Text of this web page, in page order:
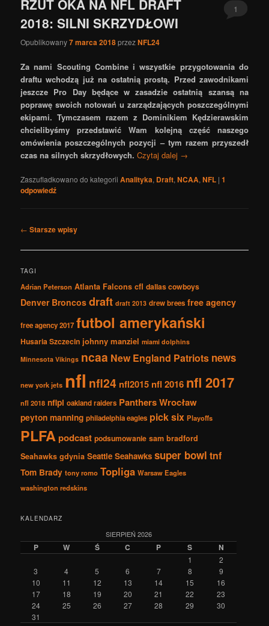
RZUT OKA NA NFL DRAFT
2018: SILNI SKRZYDŁOWI
Opublikowany7 marca 2018przezNFL24
1
Za nami Scouting Combine i wszystkie przygotowania do
draftu wchodzą już na ostatnią prostą. Przed zawodnikami
jeszcze Pro Day będące w zasadzie ostatnią szansą na
poprawę swoich notowań u zarządzających poszczególnymi
ekipami. Tymczasem razem z Dominikiem Kędzierawskim
chcielibyśmy przedstawić Wam kolejną część naszego
omówienia poszczególnych pozycji – tym razem przyszedł
czas na silnych skrzydłowych. Czytaj dalej →
Zaszufladkowano do kategorii Analityka, Draft,NCAA,NFL |1
odpowiedź
Nawigacja
wpisach
← Starsze wpisy
TAGI
Adrian Peterson Atlanta Falcons cfl dallas cowboys
Denver Broncos draft draft 2013 drew brees free agency
free agency 2017 futbol amerykański
Husaria Szczecin johnny manziel miami dolphins
Minnesota Vikings ncaa New England Patriots news
new york jets nfl nfl24 nfl2015 nfl 2016 nfl 2017
nfl 2018 nflpl oakland raiders Panthers Wrocław
peyton manning philadelphia eagles pick six Playoffs
PLFApodcast podsumowanie sam bradford
Seahawks gdynia Seattle Seahawks super bowl tnf
Tom Brady tony romo Topliga Warsaw Eagles
washington redskins
KALENDARZ
SIERPIEŃ 2026
P W Ś C P S N
1
2
3
4 5 6 7 8
9
10
11 12 13 14 15
16
17
18 19 20 21 22
23
24
25 26 27 28 29
30
31